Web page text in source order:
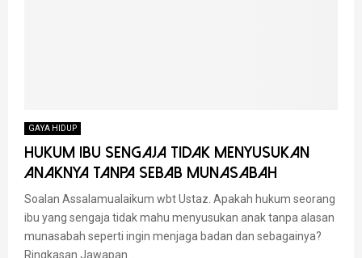
GAYA HIDUP
Hukum Ibu Sengaja Tidak Menyusukan
Anaknya Tanpa Sebab Munasabah
Soalan Assalamualaikum wbt Ustaz. Apakah hukum seorang
ibu yang sengaja tidak mahu menyusukan anak tanpa alasan
munasabah seperti ingin menjaga badan dan sebagainya?
Ringkasan Jawapan...